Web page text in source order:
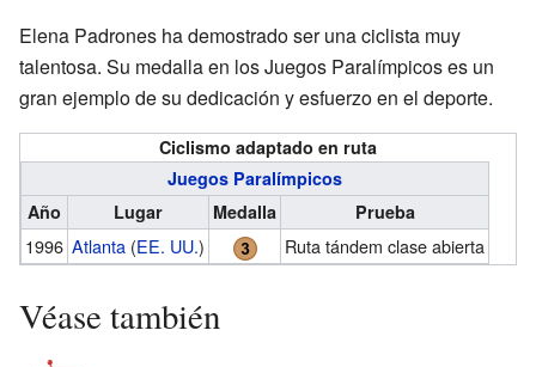
Elena Padrones ha demostrado ser una ciclista muy
talentosa. Su medalla en los Juegos Paralímpicos es un
gran ejemplo de su dedicación y esfuerzo en el deporte.
Ciclismo adaptado en ruta
Juegos Paralímpicos
Año
Lugar Medalla Prueba
1996 Atlanta (EE. UU.) Ruta tándem clase abierta
Véase también